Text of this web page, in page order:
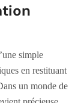
simple
en restituant
un monde de